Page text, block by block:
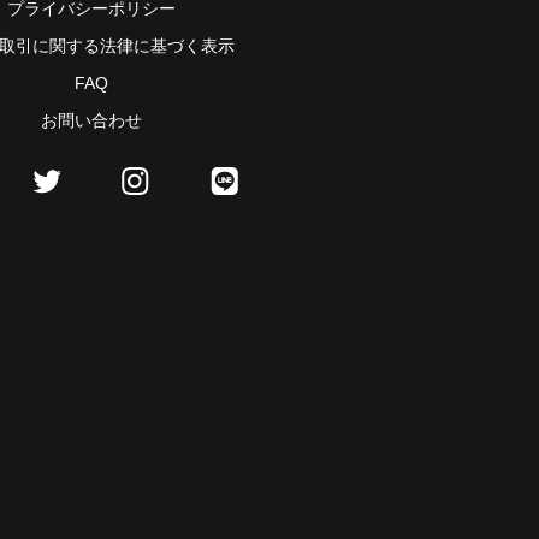
プライバシーポリシー
引に関する法律に基づく表示
FAQ
お問い合わせ